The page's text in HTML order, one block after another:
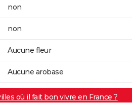
non
non
Aucune fleur
Aucune arobase
où il fait bon vivre en France ?